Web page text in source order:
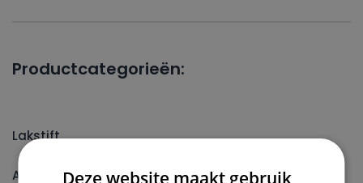
Productcategorieën:
Lakstift
Autolak reparatieset
Deze website maakt gebruik